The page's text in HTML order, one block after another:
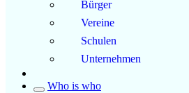
Bürger
Vereine
Schulen
Unternehmen
Who is who